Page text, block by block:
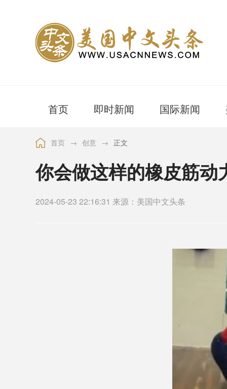
首页 即时新闻 国际新闻
首页 → 创意 → 正文
你会做这样的橡皮筋
2024-05-23 22:16:31 来源：美国中文头条